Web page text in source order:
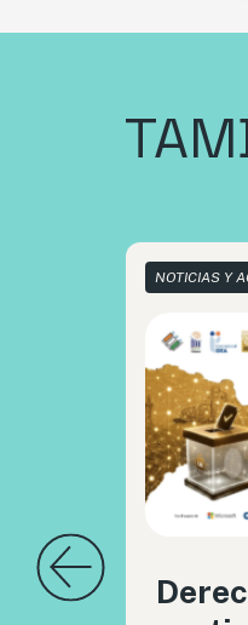
NOTICIAS Y